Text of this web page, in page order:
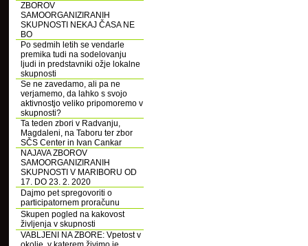
ZBOROV
SAMOORGANIZIRANIH
SKUPNOSTI NEKAJ ČASA NE
BO
Po sedmih letih se vendarle
premika tudi na sodelovanju
ljudi in predstavniki ožje lokalne
skupnosti
Se ne zavedamo, ali pa ne
verjamemo, da lahko s svojo
aktivnostjo veliko pripomoremo v
skupnosti?
Ta teden zbori v Radvanju,
Magdaleni, na Taboru ter zbor
SČS Center in Ivan Cankar
NAJAVA ZBOROV
SAMOORGANIZIRANIH
SKUPNOSTI V MARIBORU OD
17. DO 23. 2. 2020
Dajmo pet spregovoriti o
participatornem proračunu
Skupen pogled na kakovost
življenja v skupnosti
VABLJENI NA ZBORE: Vpetost v